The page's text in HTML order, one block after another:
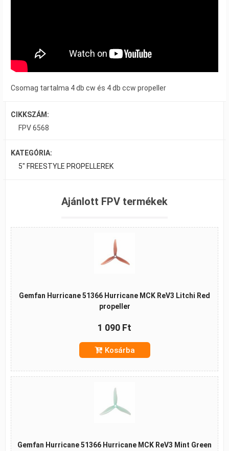
Csomag tartalma 4 db cw és 4 db ccw propeller
CIKKSZÁM:
FPV 6568
KATEGÓRIA:
5" FREESTYLE PROPELLEREK
Ajánlott FPV termékek
Gemfan Hurricane 51366 Hurricane MCK ReV3 Litchi Red
propeller
1 090 Ft
Kosárba
Gemfan Hurricane 51366 Hurricane MCK ReV3 Mint Green